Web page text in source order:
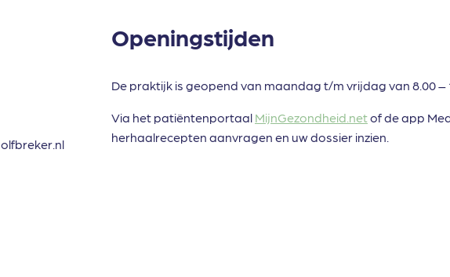
Openingstijden
De praktijk is geopend van maandag t/m vrijdag van 8.00 –
Via het patiëntenportaalMijnGezondheid.netof de app
herhaalrecepten aanvragen en uw dossier inzien.